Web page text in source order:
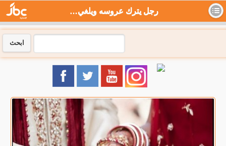
رجل يترك عروسه ويلغي زواجه منها بسبب حبيبها في الهند - جي بي سي نيوز
ابحث